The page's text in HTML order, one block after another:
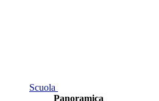
Scuola
Panoramica